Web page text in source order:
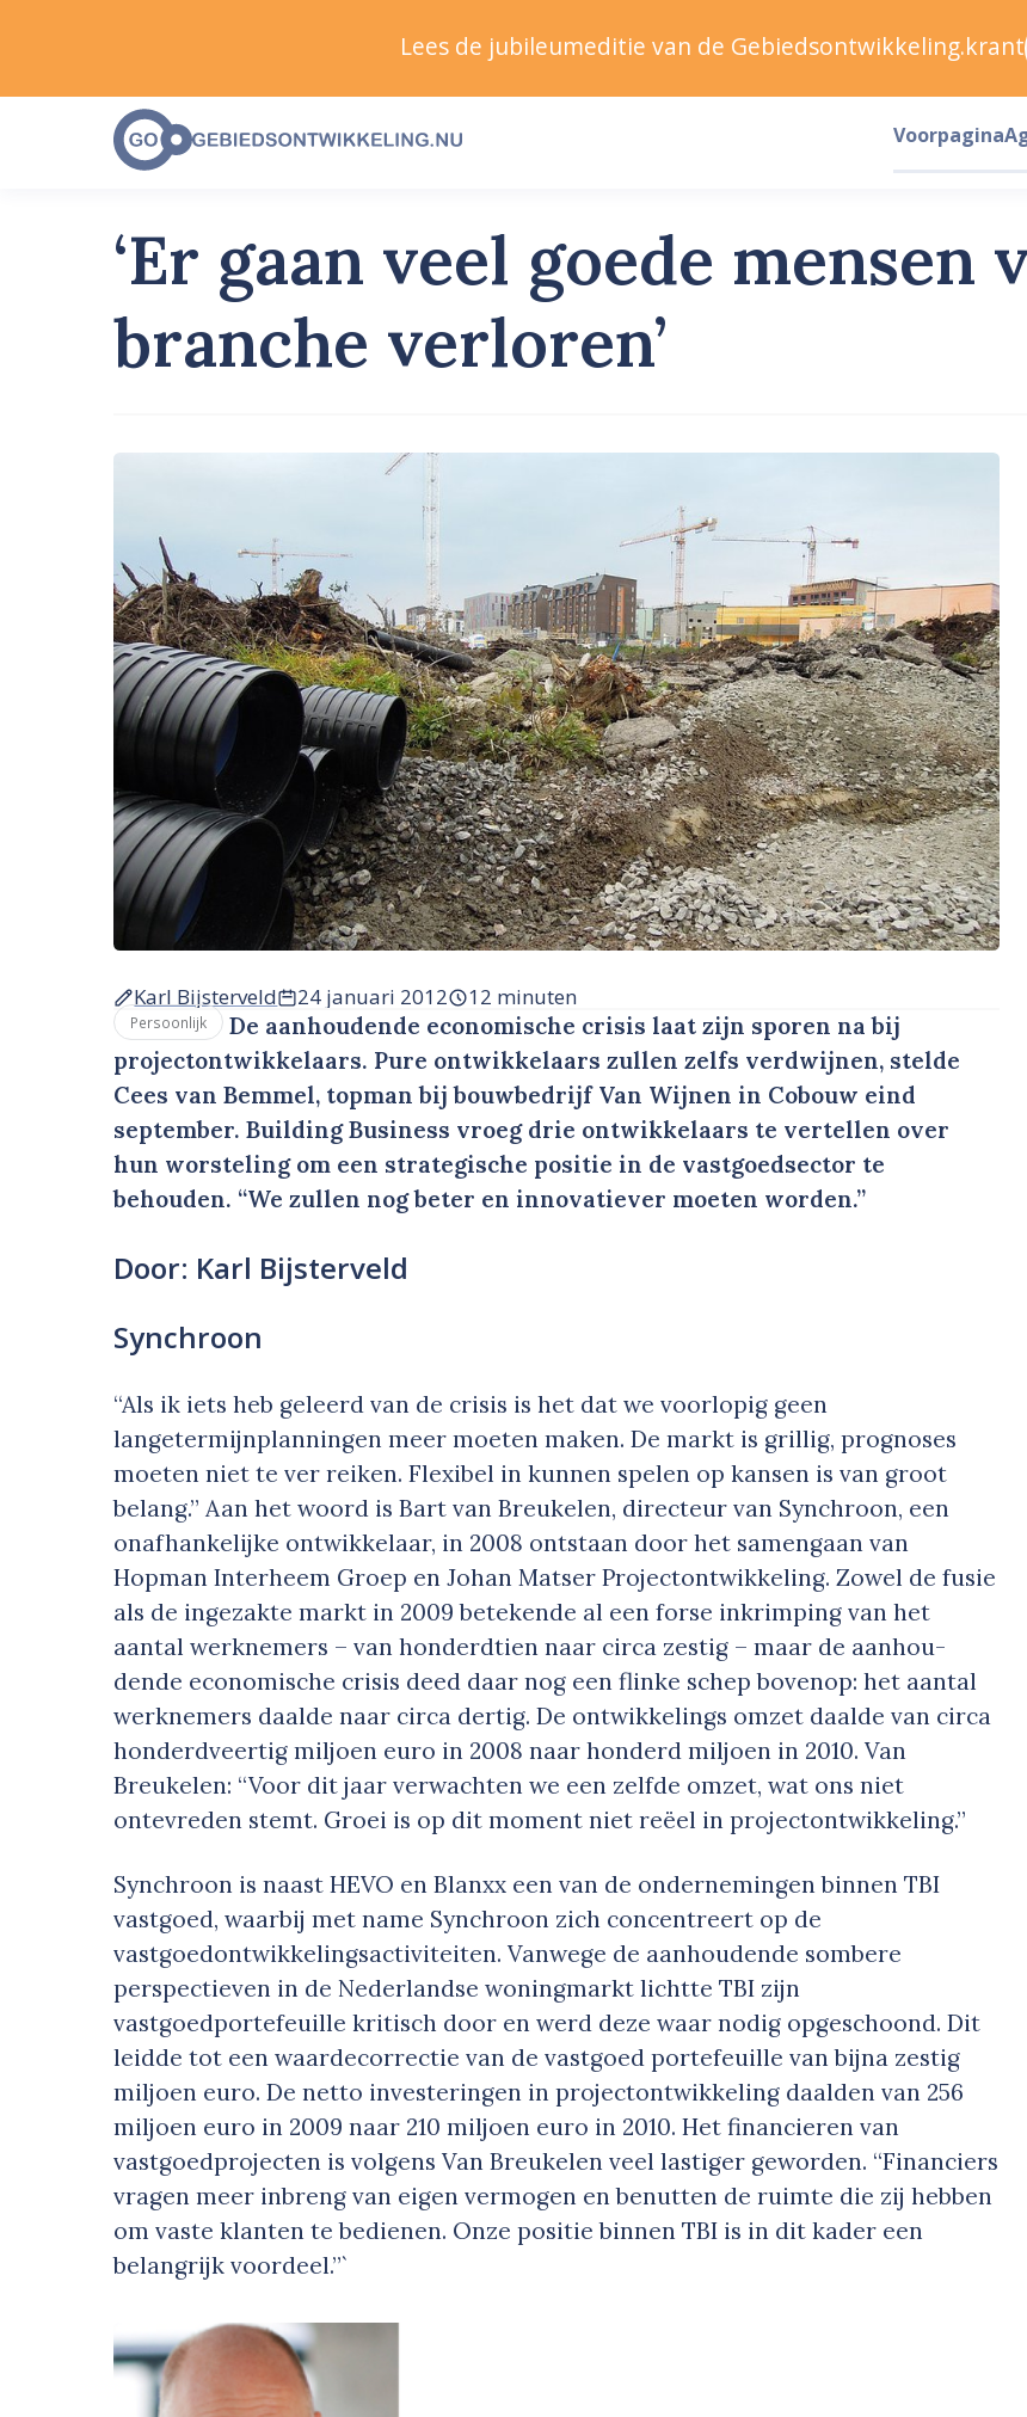
‘Er gaan veel goede mensen
branche verloren’
Karl Bijsterveld 24 januari 2012 12 minuten
Persoonlijk
De aanhoudende economische crisis laat zijn sporen na bij
projectontwikkelaars. Pure ontwikkelaars zullen zelfs verdwijnen, stelde
Cees van Bemmel, topman bij bouwbedrijf Van Wijnen in Cobouw eind
september. Building Business vroeg drie ontwikkelaars te vertellen over
hun worsteling om een strategische positie in de vastgoedsector te
behouden. “We zullen nog beter en innovatiever moeten worden.”
Door: Karl Bijsterveld
Synchroon
“Als ik iets heb geleerd van de crisis is het dat we voorlopig geen
langetermijnplanningen meer moeten maken. De markt is grillig, prognoses
moeten niet te ver reiken. Flexibel in kunnen spelen op kansen is van groot
belang.” Aan het woord is Bart van Breukelen, directeur van Synchroon, een
onafhankelijke ontwikkelaar, in 2008 ontstaan door het samengaan van
Hopman Interheem Groep en Johan Matser Projectontwikkeling. Zowel de fusie
als de ingezakte markt in 2009 betekende al een forse inkrimping van het
aantal werknemers – van honderdtien naar circa zestig – maar de aanhou­
dende economische crisis deed daar nog een flinke schep bovenop: het aantal
werknemers daalde naar circa dertig. De ontwikkelings­ omzet daalde van circa
honderdveertig miljoen euro in 2008 naar honderd miljoen in 2010. Van
Breukelen: “Voor dit jaar verwachten we een zelfde omzet, wat ons niet
ontevreden stemt. Groei is op dit moment niet reëel in projectontwikkeling.”
Synchroon is naast HEVO en Blanxx een van de ondernemingen binnen TBI
vastgoed, waarbij met name Synchroon zich concentreert op de
vastgoedontwikkelingsactiviteiten. Vanwege de aanhoudende sombere
perspectieven in de Nederlandse woningmarkt lichtte TBI zijn
vastgoedportefeuille kritisch door en werd deze waar nodig opgeschoond. Dit
leidde tot een waardecorrectie van de vastgoed­ portefeuille van bijna zestig
miljoen euro. De netto investeringen in projectontwikkeling daalden van 256
miljoen euro in 2009 naar 210 miljoen euro in 2010. Het financieren van
vastgoedprojecten is volgens Van Breukelen veel lastiger geworden. “Financiers
vragen meer inbreng van eigen vermogen en benutten de ruimte die zij hebben
om vaste klanten te bedienen. Onze positie binnen TBI is in dit kader een
belangrijk voordeel.”`
Lees de jubileumeditie van de Gebiedsontwikkeling.krant
Voorpagina